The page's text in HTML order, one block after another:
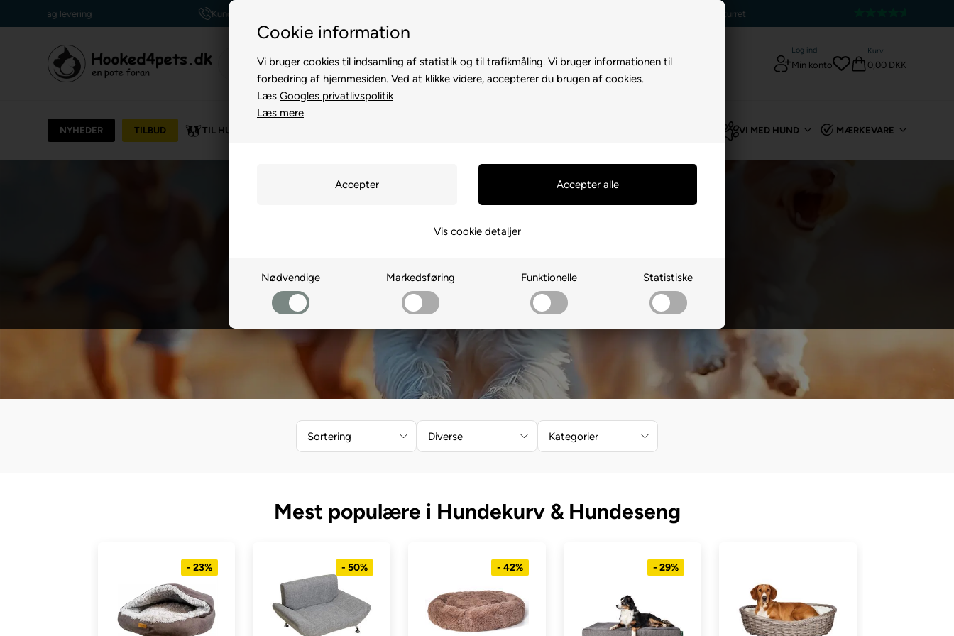
Cookie information
Vi bruger cookies til indsamling af statistik og til trafikmåling. Vi bruger informationen til
forbedring af hjemmesiden. Ved at klikke videre, accepterer du brugen af cookies.
Læs Googles privatlivspolitik
Læs mere
Nødvendige Markedsføring Funktionelle Statistiske
Vis cookie detaljer
Kundeservice +45 7174 3600
Log ind
Min konto
Kurv
0,00 DKK
NYHEDER TILBUD TIL HUND VI MED HUND MÆRKEVARE
Hundekurv & Hundeseng
TIL HUND/Hundekurve & Hundesenge Hundekurv & Hundeseng
Sortering Diverse Kategorier
Mest populære i Hundekurv & Hundeseng
- 23% - 50% - 42% - 29%